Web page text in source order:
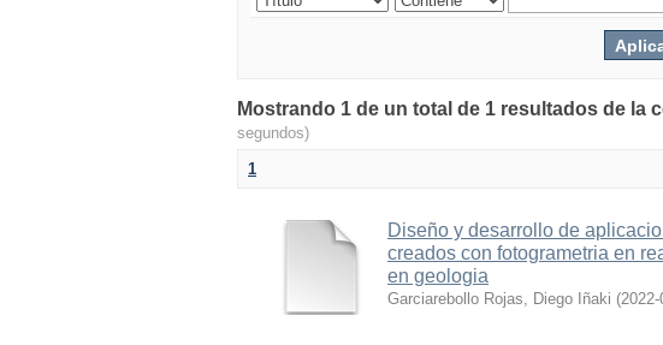
Mostrando 1 de un total de 1 resultados de la
segundos)
1
Diseño y desarrollo de
creados con fotogrametria en
en geologia
Garciarebollo Rojas, Diego Iñaki (2022-